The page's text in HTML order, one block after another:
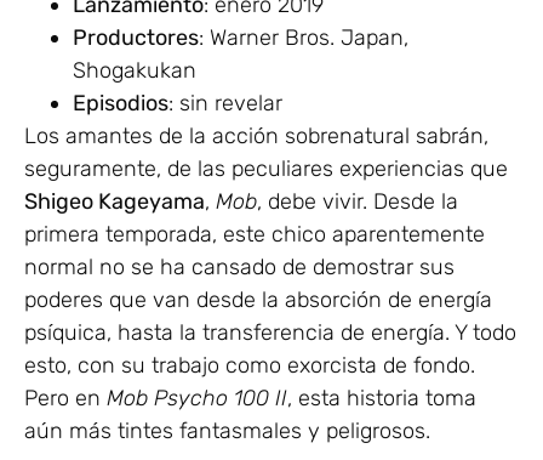
Productores: Warner Bros. Japan,
Shogakukan
Episodios: sin revelar
Los amantes de la acción sobrenatural sabrán,
seguramente, de las peculiares experiencias que
Shigeo Kageyama, Mob, debe vivir. Desde la
primera temporada, este chico aparentemente
normal no se ha cansado de demostrar sus
poderes que van desde la absorción de energía
psíquica, hasta la transferencia de energía. Y todo
esto, con su trabajo como exorcista de fondo.
Pero en Mob Psycho 100 II, esta historia toma
aún más tintes fantasmales y peligrosos.